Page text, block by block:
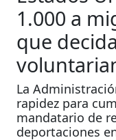
1.000 a
que
La
rapidez para
mandatario de
deportaciones